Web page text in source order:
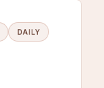
DAILY